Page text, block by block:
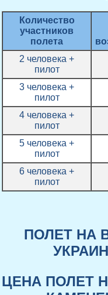
Количество
участников
полета
2 человека +
пилот
3 человека +
пилот
4 человека +
пилот
5 человека +
пилот
6 человека +
пилот
ПОЛЕТ НА
ЦЕНА ПОЛЕТ